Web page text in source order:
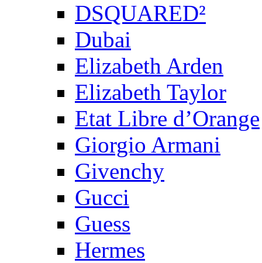
DSQUARED²
Dubai
Elizabeth Arden
Elizabeth Taylor
Etat Libre d’Orange
Giorgio Armani
Givenchy
Gucci
Guess
Hermes